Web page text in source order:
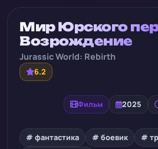
Мир Юрского
Возрождение
Jurassic World: Rebirth
6.2
Фильм 2025
# фантастика # боевик
#